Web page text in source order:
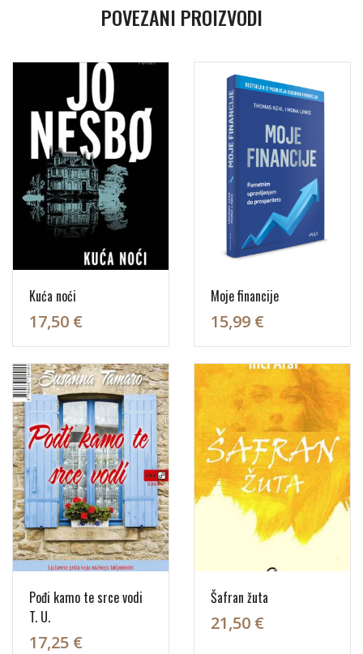
POVEZANI PROIZVODI
Kuća noći
17,50 €
Moje financije
15,99 €
Pođi kamo te srce vodi
T. U.
17,25 €
Šafran žuta
21,50 €